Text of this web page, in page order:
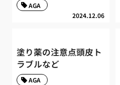
2024.12.06
AGA
塗り薬の注意点頭皮ト
ラブルなど
AGA